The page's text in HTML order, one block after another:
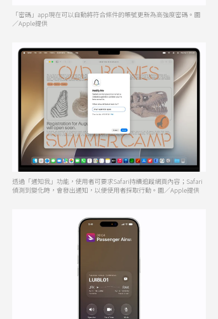
「密碼」app現在可以自動將符合條件的帳號更新為高強度密碼。圖
／Apple提供
透過「通知我」功能，使用者可要求Safari持續追蹤網頁內容；Safari
偵測到變化時，會發出通知，以便使用者採取行動。圖／Apple提供